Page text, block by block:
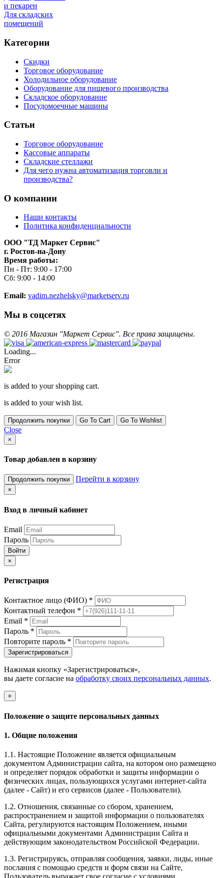
и пекарен
Для складских
помещений
Категории
Скидки
Торговое оборудование
Холодильное оборудование
Оборудование для пищевого производства
Складское оборудование
Посудомоечные машины
Статьи
Торговое оборудование
Кассовые аппараты
Складские стеллажи
Для чего нужна автоматизация торговли и
производства?
О компании
Наши контакты
Политика конфиденциальности
ООО "ТД Маркет Сервис"
г. Ростов-на-Дону
Время работы:
Пн - Пт: 9:00 - 17:00
Сб: 9:00 - 14:00
Email: vadim.nezhelsky@marketserv.ru
Мы в соцсетях
© 2016 Магазин "Маркет Сервис". Все права защищены.
Loading...
Error
is added to your shopping cart.
is added to your wish list.
Продолжить покупки Go To Cart Go To Wishlist
Close
×
Товар добавлен в корзину
Продолжить покупки Перейти в корзину
×
Вход в личный кабинет
Email
Пароль
Войти
×
Регистрация
Контактное лицо (ФИО) *
Контактный телефон *
Email *
Пароль *
Повторите пароль *
Зарегистрироваться
Нажимая кнопку «Зарегистрироваться»,
вы даете согласие на обработку своих персональных данных.
×
Положение о защите персональных данных
1. Общие положения
1.1. Настоящие Положение является официальным
документом Администрации сайта, на котором оно размещено
и определяет порядок обработки и защиты информации о
физических лицах, пользующихся услугами интернет-сайта
(далее - Сайт) и его сервисов (далее - Пользователи).
1.2. Отношения, связанные со сбором, хранением,
распространением и защитой информации о пользователях
Сайта, регулируются настоящим Положением, иными
официальными документами Администрации Сайта и
действующим законодательством Российской Федерации.
1.3. Регистрируясь, отправляя сообщения, заявки, лиды, иные
послания с помощью средств и форм связи на Сайте,